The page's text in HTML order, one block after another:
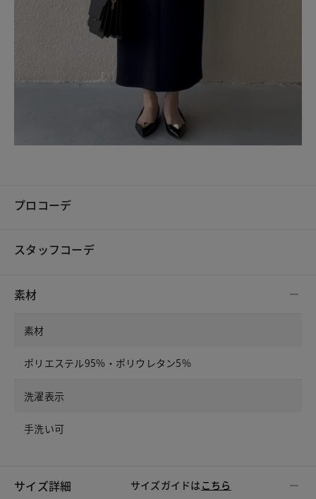
プロコーデ
スタッフコーデ
素材
素材
ポリエステル95%・ポリウレタン5%
洗濯表示
手洗い可
サイズ詳細 サイズガイドは こちら